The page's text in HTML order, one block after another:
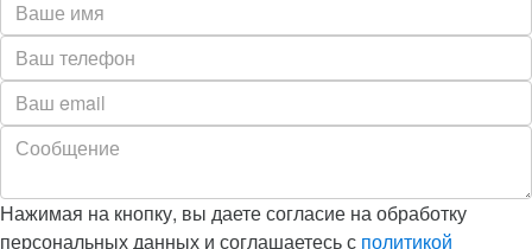
Нажимая на кнопку, вы даете согласие на обработку
персональных данных и соглашаетесь с политикой